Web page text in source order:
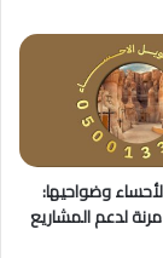
وضواحيها:
لدعم المشاريع